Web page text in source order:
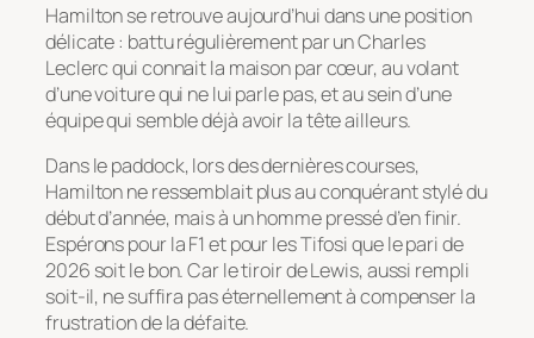
Hamilton se retrouve aujourd’hui dans une position
délicate : battu régulièrement par un Charles
Leclerc qui connait la maison par cœur, au volant
d’une voiture qui ne lui parle pas, et au sein d’une
équipe qui semble déjà avoir la tête ailleurs.
Dans le paddock, lors des dernières courses,
Hamilton ne ressemblait plus au conquérant stylé du
début d’année, mais à un homme pressé d’en finir.
Espérons pour la F1 et pour les Tifosi que le pari de
2026 soit le bon. Car le tiroir de Lewis, aussi rempli
soit-il, ne suffira pas éternellement à compenser la
frustration de la défaite.